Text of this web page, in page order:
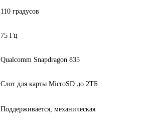
110 градусов
75 Гц
Qualcomm Snapdragon 835
Слот для карты MicroSD до 2ТБ
Поддерживается, механическая